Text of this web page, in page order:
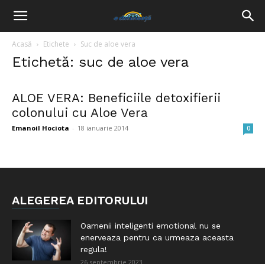
Acasă Etichete Suc de aloe vera
Etichetă: suc de aloe vera
ALOE VERA: Beneficiile detoxifierii
colonului cu Aloe Vera
Emanoil Hociota - 18 ianuarie 2014 0
ALEGEREA EDITORULUI
Oamenii inteligenti emotional nu se
enerveaza pentru ca urmeaza aceasta
regula!
26 septembrie 2023